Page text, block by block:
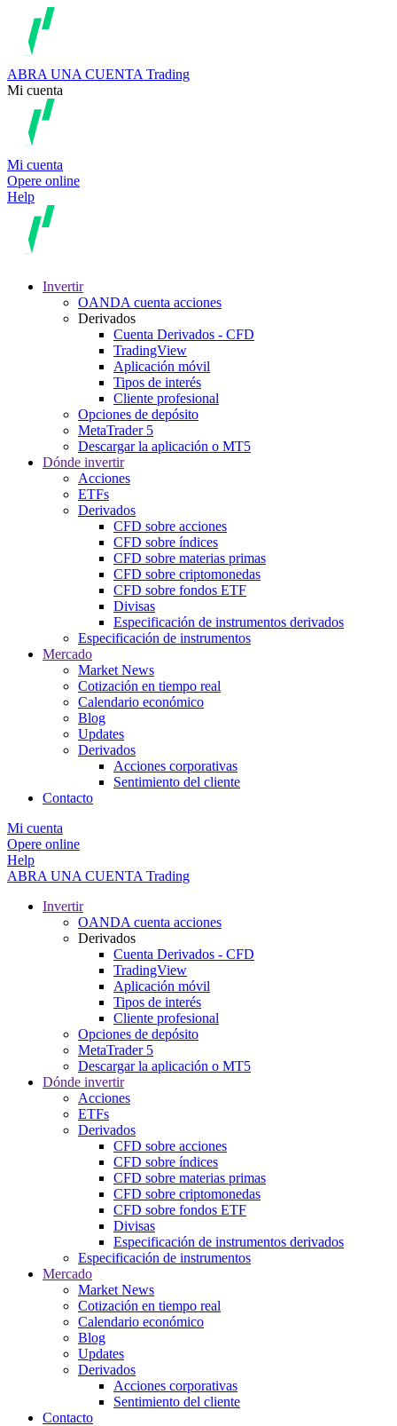
ABRA UNA CUENTA Trading
Mi cuenta
Mi cuenta
Opere online
Help
Invertir
OANDA cuenta acciones
Derivados
Cuenta Derivados - CFD
TradingView
Aplicación móvil
Tipos de interés
Cliente profesional
Opciones de depósito
MetaTrader 5
Descargar la aplicación o MT5
Dónde invertir
Acciones
ETFs
Derivados
CFD sobre acciones
CFD sobre índices
CFD sobre materias primas
CFD sobre criptomonedas
CFD sobre fondos ETF
Divisas
Especificación de instrumentos derivados
Especificación de instrumentos
Mercado
Market News
Cotización en tiempo real
Calendario económico
Blog
Updates
Derivados
Acciones corporativas
Sentimiento del cliente
Contacto
Mi cuenta
Opere online
Help
ABRA UNA CUENTA Trading
Invertir
OANDA cuenta acciones
Derivados
Cuenta Derivados - CFD
TradingView
Aplicación móvil
Tipos de interés
Cliente profesional
Opciones de depósito
MetaTrader 5
Descargar la aplicación o MT5
Dónde invertir
Acciones
ETFs
Derivados
CFD sobre acciones
CFD sobre índices
CFD sobre materias primas
CFD sobre criptomonedas
CFD sobre fondos ETF
Divisas
Especificación de instrumentos derivados
Especificación de instrumentos
Mercado
Market News
Cotización en tiempo real
Calendario económico
Blog
Updates
Derivados
Acciones corporativas
Sentimiento del cliente
Contacto